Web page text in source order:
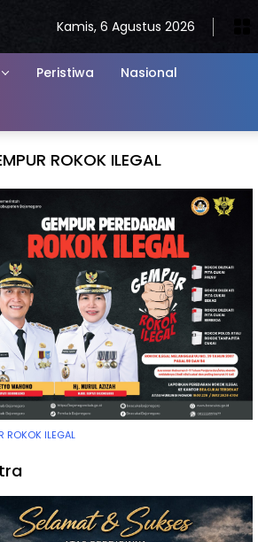
Kamis, 6 Agustus 2026
Peristiwa Nasional
ROKOK ILEGAL
ROKOK ILEGAL